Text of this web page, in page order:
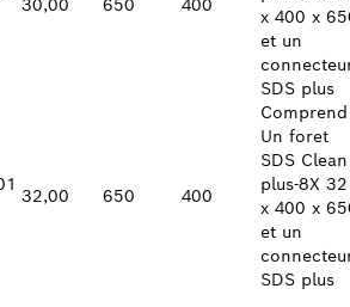
30,00 650 400
x 400 x
et un
SDS plus
32,00 650 400
Un foret
SDS Clean
plus-8X 32
x 400 x
et un
SDS plus